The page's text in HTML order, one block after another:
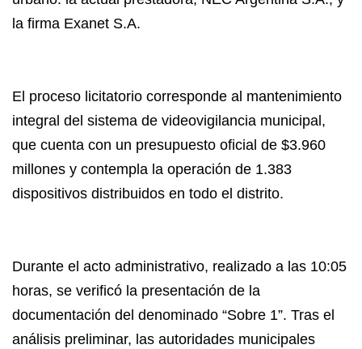
la firma Exanet S.A.
El proceso licitatorio corresponde al mantenimiento
integral del sistema de videovigilancia municipal,
que cuenta con un presupuesto oficial de $3.960
millones y contempla la operación de 1.383
dispositivos distribuidos en todo el distrito.
Durante el acto administrativo, realizado a las 10:05
horas, se verificó la presentación de la
documentación del denominado “Sobre 1”. Tras el
análisis preliminar, las autoridades municipales